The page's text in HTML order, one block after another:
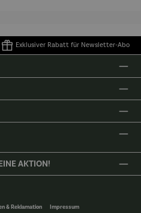
Exklusiver Rabatt für Newsletter-Abo
AKTION!
& Reklamation Impressum